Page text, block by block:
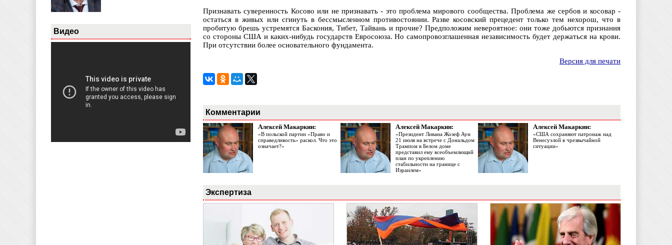
Видео
Признавать суверенность Косово или не признавать - это проблема мирового сообщества. Проблема же сербов и косовар -
остаться в живых или сгинуть в бессмысленном противостоянии. Разве косовский прецедент только тем нехорош, что в
пробитую брешь устремятся Баскония, Тибет, Тайвань и прочие? Предположим невероятное: они тоже добьются признания
со стороны США и каких-нибудь государств Евросоюза. Но самопровозглашенная независимость будет держаться на крови.
При отсутствии более основательного фундамента.
Версия для печати
Комментарии
Алексей Макаркин:
«В польской партии «Право и
справедливость» раскол. Что это
означает?»
Алексей Макаркин:
«Президент Ливана Жозеф Аун
21 июля на встрече с Дональдом
Трампом в Белом доме
представил ему всеобъемлющий
план по укреплению
стабильности на границе с
Израилем»
Алексей Макаркин:
«США сохраняют патронаж над
Венесуэлой в чрезвычайной
ситуации»
Экспертиза